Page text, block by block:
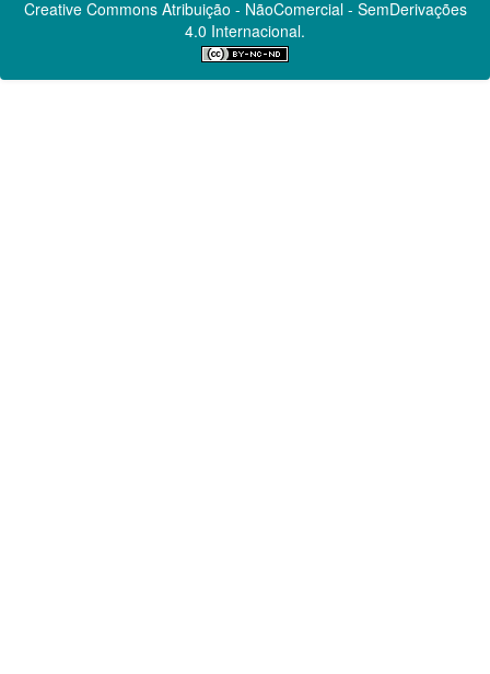
Creative CommonsAtribuição - NãoComercial - SemDerivações
4.0 Internacional.